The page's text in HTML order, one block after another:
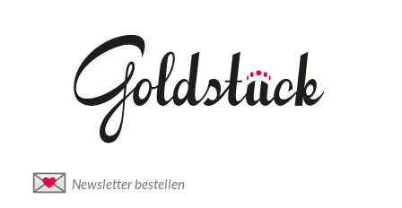
Newsletter bestellen